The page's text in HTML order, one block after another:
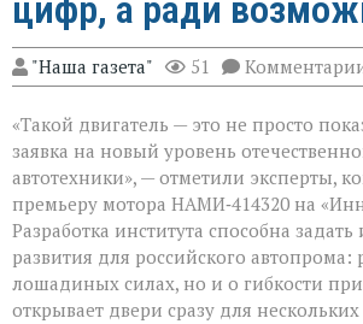
цифр, а ради
"Наша газета" 51
«Такой двигатель — это не просто
заявка на новый уровень
автотехники», — отметили эксперты,
премьеру мотора НАМИ‑414320 на
Разработка института способна
развития для российского автопрома:
лошадиных силах, но и о гибкости
открывает двери сразу для